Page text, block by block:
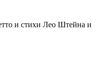
и стихи Лео Штейна и